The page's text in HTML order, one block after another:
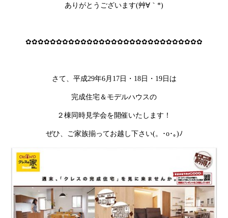
ありがとうございます(艸∀｀*)
✿✿✿✿✿✿✿✿✿✿✿✿✿✿✿✿✿✿✿✿✿✿✿✿✿✿✿✿✿
さて、平成29年6月17日・18日・19日は
完成住宅＆モデルハウスの
２棟同時見学会を開催いたします！
ぜひ、ご家族揃ってお越し下さい(。･o･｡)ﾉ